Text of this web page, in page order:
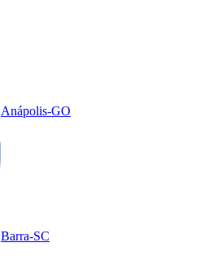
Anápolis-GO
Barra-SC